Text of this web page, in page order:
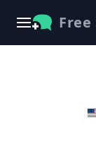
Free